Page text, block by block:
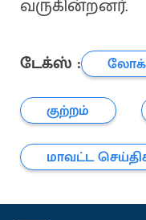
வருகின்றனர்.
டேக்ஸ் :
குற்றம்
மாவட்ட